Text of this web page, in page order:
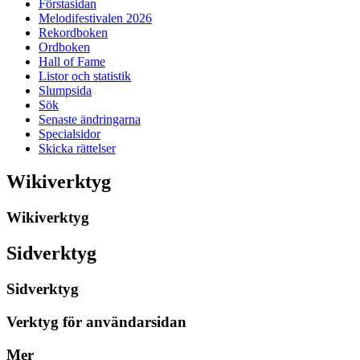
Förstasidan
Melodifestivalen 2026
Rekordboken
Ordboken
Hall of Fame
Listor och statistik
Slumpsida
Sök
Senaste ändringarna
Specialsidor
Skicka rättelser
Wikiverktyg
Wikiverktyg
Sidverktyg
Sidverktyg
Verktyg för användarsidan
Mer